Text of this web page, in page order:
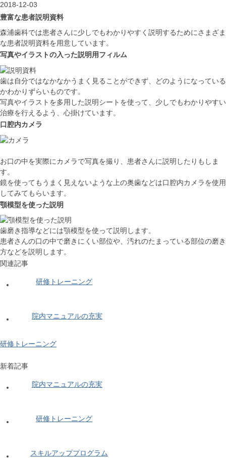
2018-12-03
豊富な患者説明資料
森浦歯科では患者さんに少しでもわかりやすく説明するためにさまざま
な患者説明資料を用意しています。
写真やイラストの入った説明用フィルム
歯は自分ではなかなかうまく見ることができず、どのようになっている
かわかりずらいものです。
写真やイラストを多用した説明シートを使って、少しでもわかりやすい
治療を行えるよう、心掛けています。
口腔内カメラ
お口の中を実際にカメラで写真を撮り、患者さんに説明したりもしま
す。
鏡を使ってもうまく見えないような上の奥歯などは口腔内カメラを使用
してみてもらいます。
顎模型を使った説明
歯磨き指導などには顎模型を使って説明します。
患者さんの口の中で磨きにくい部位や、汚れのたまっている部位の磨き
方などを説明します。
関連記事
研修トレーニング
院内マニュアルの充実
研修トレーニング
新着記事
院内マニュアルの充実
研修トレーニング
スキルアッププログラム